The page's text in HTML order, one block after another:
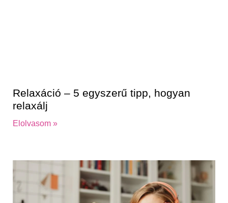
Relaxáció – 5 egyszerű tipp, hogyan
relaxálj
Elolvasom »